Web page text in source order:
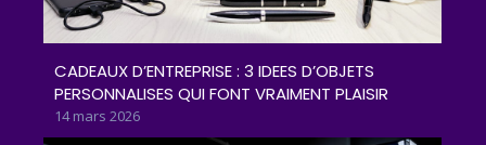
CADEAUX D’ENTREPRISE : 3 IDEES D’OBJETS
PERSONNALISES QUI FONT VRAIMENT PLAISIR
14 mars 2026